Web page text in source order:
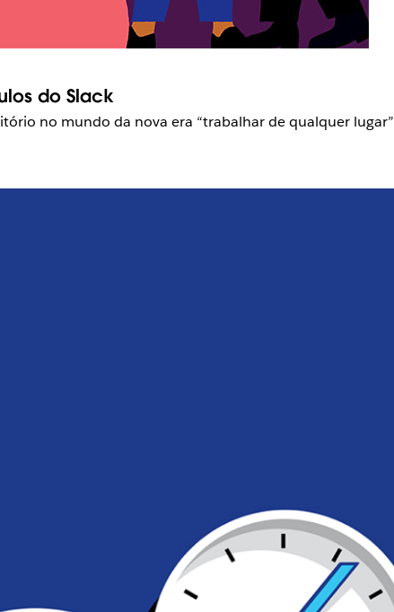
do Slack
no mundo da nova era “trabalhar de qualquer lugar”